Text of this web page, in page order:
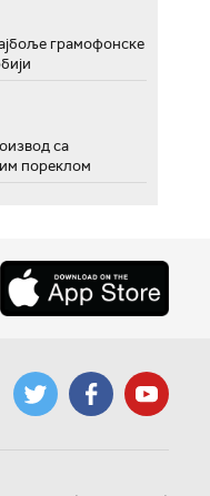
грамофонске
са
пореклом